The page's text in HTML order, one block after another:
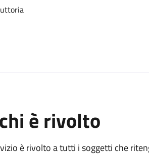
è rivolto
è rivolto a tutti i soggetti che